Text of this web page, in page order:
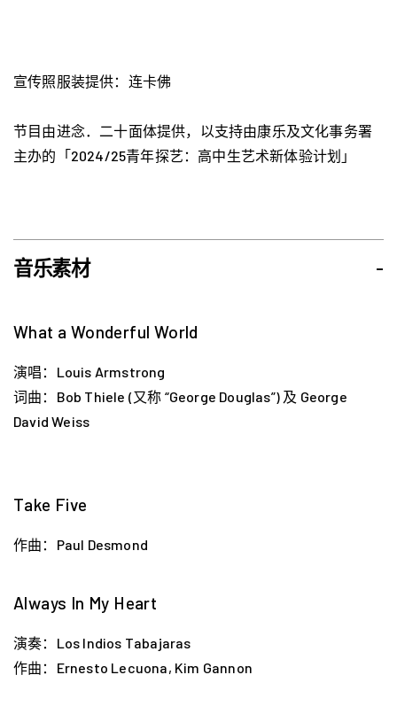
宣传照服装提供：连卡佛
节目由进念．二十面体提供，以支持由康乐及文化事务署
主办的「2024/25青年探艺：高中生艺术新体验计划」
音乐素材 -
What a Wonderful World
演唱：Louis Armstrong
词曲：Bob Thiele (又称 “George Douglas”) 及 George
David Weiss
Take Five
作曲：Paul Desmond
Always In My Heart
演奏：Los Indios Tabajaras
作曲：Ernesto Lecuona, Kim Gannon